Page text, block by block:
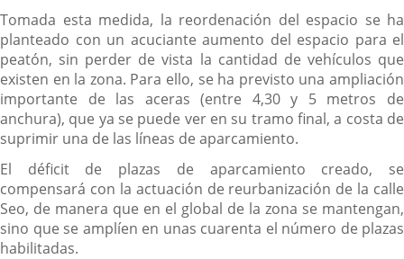
Tomada esta medida, la reordenación del espacio se ha
planteado con un acuciante aumento del espacio para el
peatón, sin perder de vista la cantidad de vehículos que
existen en la zona. Para ello, se ha previsto una ampliación
importante de las aceras (entre 4,30 y 5 metros de
anchura), que ya se puede ver en su tramo final, a costa de
suprimir una de las líneas de aparcamiento.
El déficit de plazas de aparcamiento creado, se
compensará con la actuación de reurbanización de la calle
Seo, de manera que en el global de la zona se mantengan,
sino que se amplíen en unas cuarenta el número de plazas
habilitadas.